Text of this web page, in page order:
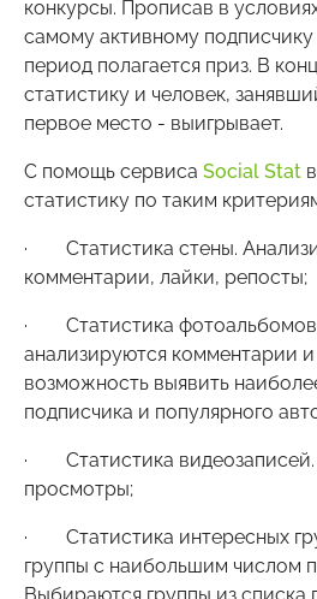
конкурсы. Прописав в
самому активному
период полагается приз. В
статистику и человек,
первое место - выигрывает.
С помощь сервиса Social Stat
статистику по таким
· Статистика стены.
комментарии, лайки, репосты;
· Статистика
анализируются комментарии и
возможность выявить
подписчика и популярного
· Статистика
просмотры;
· Статистика интересных
группы с наибольшим числом